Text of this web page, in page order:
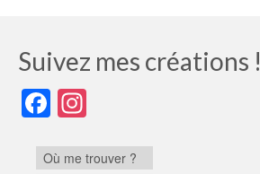
Suivez mes créations !
Facebook
Où me trouver ?